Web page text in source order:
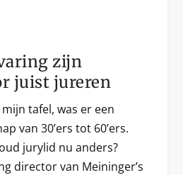
zijn
juist jureren
tafel, was er een
van 30’ers tot 60’ers.
jurylid nu anders?
director van Meininger’s